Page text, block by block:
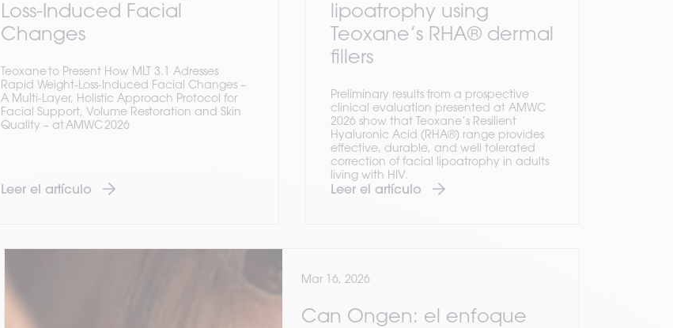
Loss-Induced Facial
Changes
Teoxane to Present How MLT 3.1 Adresses
Rapid Weight-Loss-Induced Facial Changes –
A Multi-Layer, Holistic Approach Protocol for
Facial Support, Volume Restoration and Skin
Quality – at AMWC 2026
Leer el artículo
lipoatrophy using
Teoxane’s RHA® dermal
fillers
Preliminary results from a prospective
clinical evaluation presented at AMWC
2026 show that Teoxane’s Resilient
Hyaluronic Acid (RHA®) range provides
effective, durable, and well tolerated
correction of facial lipoatrophy in adults
living with HIV.
Leer el artículo
Mar 16, 2026
Can Ongen: el enfoque